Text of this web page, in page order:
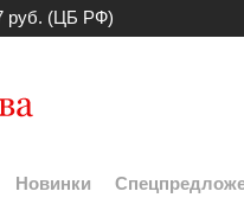
руб. (ЦБ РФ)
Новинки